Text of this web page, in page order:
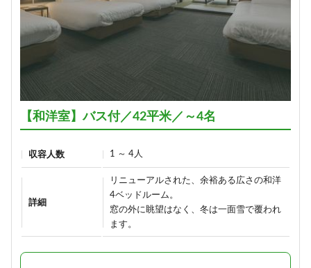
【和洋室】バス付／42平米／～4名
収容人数 1 ～ 4人
詳細
リニューアルされた、余裕ある広さの和洋
4ベッドルーム。
窓の外に眺望はなく、冬は一面雪で覆われ
ます。